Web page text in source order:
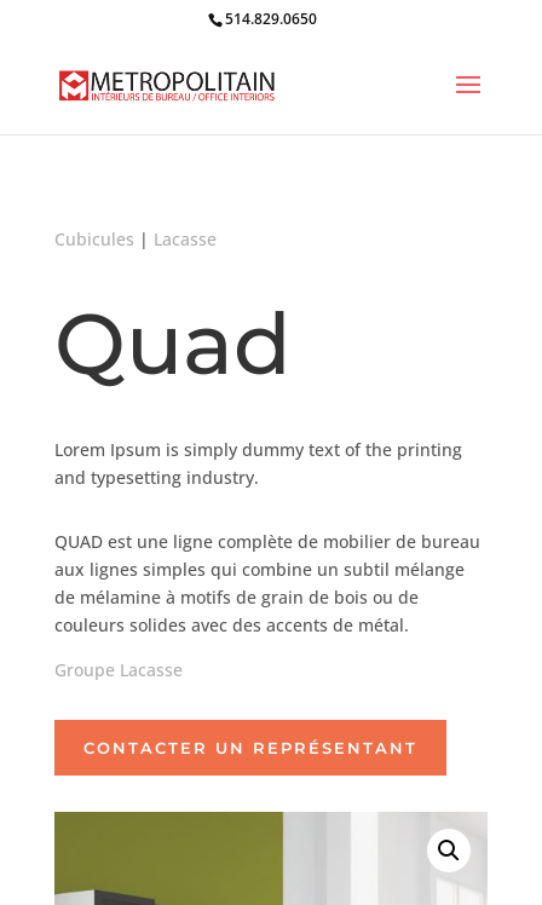
514.829.0650
Cubicules | Lacasse
Quad
Lorem Ipsum is simply dummy text of the printing
and typesetting industry.
QUAD est une ligne complète de mobilier de bureau
aux lignes simples qui combine un subtil mélange
de mélamine à motifs de grain de bois ou de
couleurs solides avec des accents de métal.
Groupe Lacasse
CONTACTER UN REPRÉSENTANT